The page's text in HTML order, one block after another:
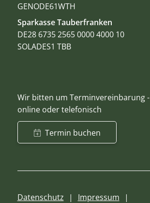
GENODE61WTH
Sparkasse Tauberfranken
DE28 6735 2565 0000 4000 10
SOLADES1 TBB
Wir bitten um Terminvereinbarung -
online oder telefonisch
Termin buchen
Datenschutz
Impressum